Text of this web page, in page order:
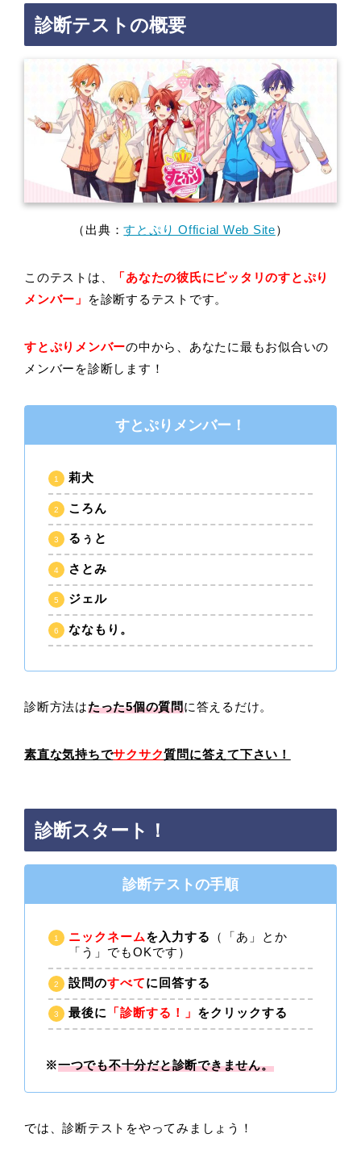
診断テストの概要
（出典：すとぷり Official Web Site）
このテストは、 「あなたの彼氏にピッタリのすとぷり
メンバー」
を診断するテストです。
すとぷりメンバーの中から、あなたに最もお似合いの
メンバーを診断します！
すとぷりメンバー！
莉犬
ころん
るぅと
さとみ
ジェル
ななもり。
診断方法はたった5個の質問に答えるだけ。
素直な気持ちでサクサク質問に答えて下さい！
診断スタート！
診断テストの手順
ニックネームを入力する
（「あ」とか
「う」でもOKです）
設問のすべてに回答する
最後に 「診断する！」 をクリックする
※一つでも不十分だと診断できません。
では、診断テストをやってみましょう！